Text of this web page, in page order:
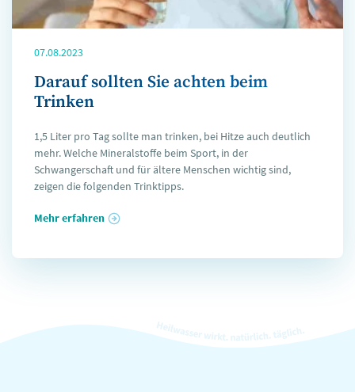
07.08.2023
Darauf sollten Sie achten beim
Trinken
1,5 Liter pro Tag sollte man trinken, bei Hitze auch deutlich
mehr. Welche Mineralstoffe beim Sport, in der
Schwangerschaft und für ältere Menschen wichtig sind,
zeigen die folgenden Trinktipps.
Mehr erfahren